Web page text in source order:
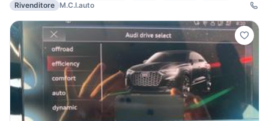
Rivenditore M.C.I.auto